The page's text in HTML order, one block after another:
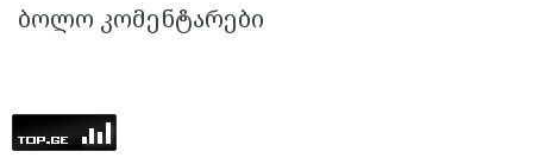
ᲑᲝᲚᲝ ᲙᲝᲛᲔᲜᲢᲐᲠᲔᲑᲘ